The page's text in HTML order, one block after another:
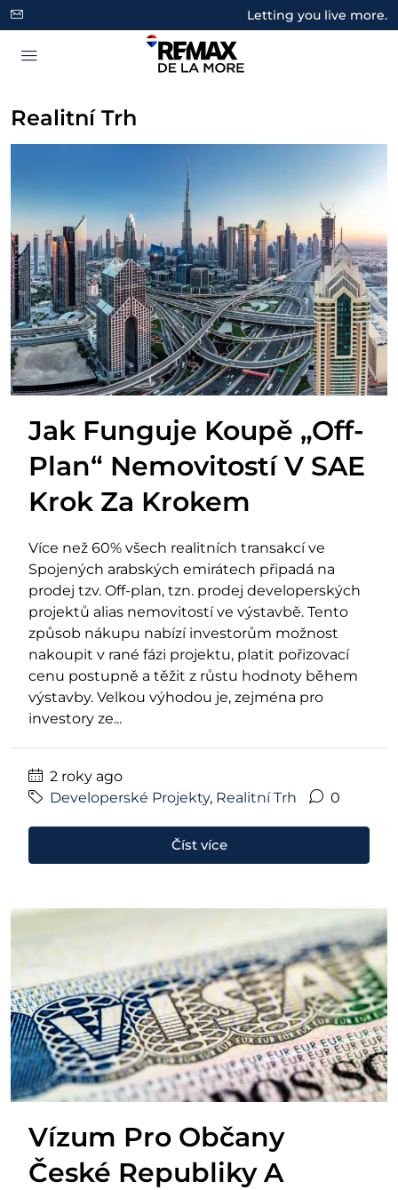
Letting you live more.
Realitní Trh
Jak Funguje Koupě „Off-
Plan“ Nemovitostí V SAE
Krok Za Krokem
Více než 60% všech realitních transakcí ve
Spojených arabských emirátech připadá na
prodej tzv. Off-plan, tzn. prodej developerských
projektů alias nemovitostí ve výstavbě. Tento
způsob nákupu nabízí investorům možnost
nakoupit v rané fázi projektu, platit pořizovací
cenu postupně a těžit z růstu hodnoty během
výstavby. Velkou výhodou je, zejména pro
investory ze...
2 roky ago
Developerské Projekty, Realitní Trh 0
Číst více
Vízum Pro Občany
České Republiky A